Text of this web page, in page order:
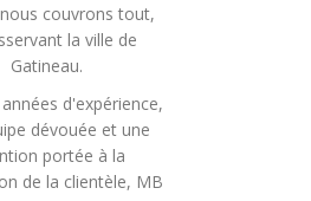
couvrons tout,
la ville de
Gatineau.
d'expérience,
dévouée et une
portée à la
de la clientèle, MB